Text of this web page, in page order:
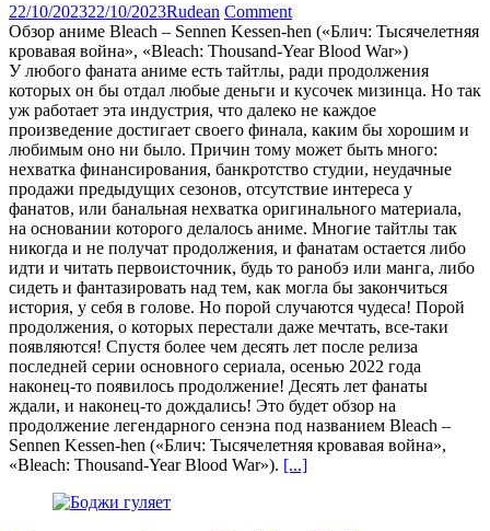
22/10/202322/10/2023Rudean Comment
Обзор аниме Bleach – Sennen Kessen-hen («Блич: Тысячелетняя
кровавая война», «Bleach: Thousand-Year Blood War»)
У любого фаната аниме есть тайтлы, ради продолжения
которых он бы отдал любые деньги и кусочек мизинца. Но так
уж работает эта индустрия, что далеко не каждое
произведение достигает своего финала, каким бы хорошим и
любимым оно ни было. Причин тому может быть много:
нехватка финансирования, банкротство студии, неудачные
продажи предыдущих сезонов, отсутствие интереса у
фанатов, или банальная нехватка оригинального материала,
на основании которого делалось аниме. Многие тайтлы так
никогда и не получат продолжения, и фанатам остается либо
идти и читать первоисточник, будь то ранобэ или манга, либо
сидеть и фантазировать над тем, как могла бы закончиться
история, у себя в голове. Но порой случаются чудеса! Порой
продолжения, о которых перестали даже мечтать, все-таки
появляются! Спустя более чем десять лет после релиза
последней серии основного сериала, осенью 2022 года
наконец-то появилось продолжение! Десять лет фанаты
ждали, и наконец-то дождались! Это будет обзор на
продолжение легендарного сенэна под названием Bleach –
Sennen Kessen-hen («Блич: Тысячелетняя кровавая война»,
«Bleach: Thousand-Year Blood War»). [...]